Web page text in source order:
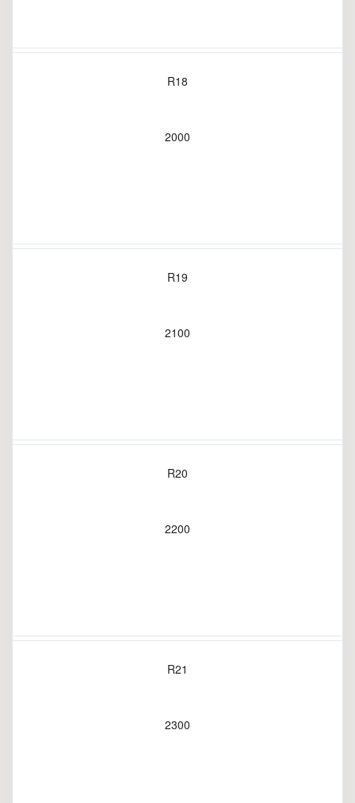
R18
2000
R19
2100
R20
2200
R21
2300